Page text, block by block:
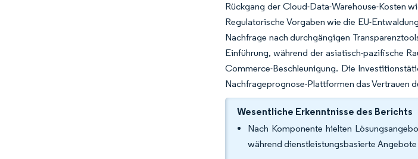
Rückgang der Cloud-Data-Warehouse-Kosten
Regulatorische Vorgaben wie die EU-
Nachfrage nach durchgängigen
Einführung, während der asiatisch-pazifische
Commerce-Beschleunigung. Die
Nachfrageprognose-Plattformen das Vertrauen
Wesentliche Erkenntnisse des Berichts
Nach Komponente hielten
während dienstleistungsbasierte Angebote